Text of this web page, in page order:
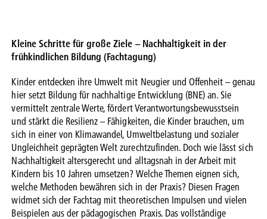
Kleine Schritte für große Ziele – Nachhaltigkeit in der
frühkindlichen Bildung (Fachtagung)
Kinder entdecken ihre Umwelt mit Neugier und Offenheit – genau
hier setzt Bildung für nachhaltige Entwicklung (BNE) an. Sie
vermittelt zentrale Werte, fördert Verantwortungsbewusstsein
und stärkt die Resilienz – Fähigkeiten, die Kinder brauchen, um
sich in einer von Klimawandel, Umweltbelastung und sozialer
Ungleichheit geprägten Welt zurechtzufinden. Doch wie lässt sich
Nachhaltigkeit altersgerecht und alltagsnah in der Arbeit mit
Kindern bis 10 Jahren umsetzen? Welche Themen eignen sich,
welche Methoden bewähren sich in der Praxis? Diesen Fragen
widmet sich der Fachtag mit theoretischen Impulsen und vielen
Beispielen aus der pädagogischen Praxis. Das vollständige